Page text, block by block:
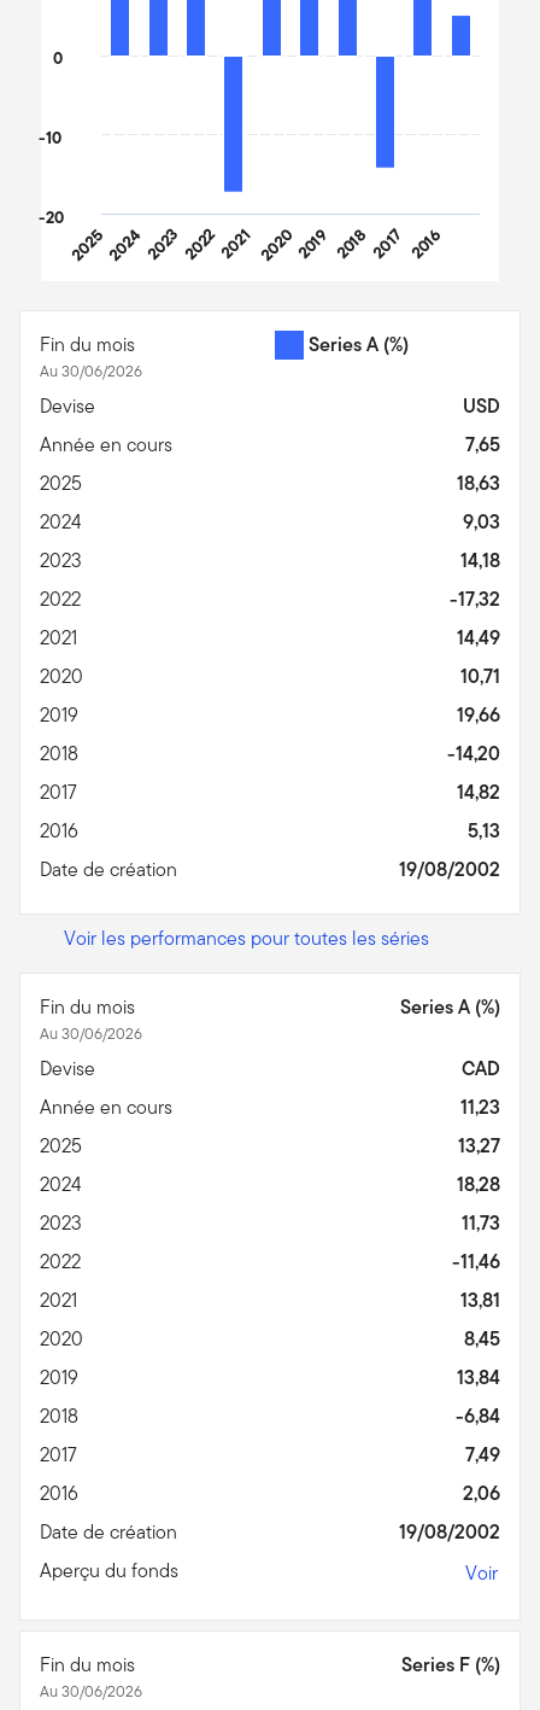
20252024202320222021 20202019 20182017 2016
-20
-10
0
Fin du mois
Au 30/06/2026
Series A (%)
Devise
USD
Année en cours
7,65
2025
18,63
2024
9,03
2023
14,18
2022
-17,32
2021
14,49
2020
10,71
2019
19,66
2018
-14,20
2017
14,82
2016
5,13
Date de création
19/08/2002
Voir les performances pour toutes les séries
Fin du mois
Au 30/06/2026
Series A (%)
Devise
CAD
Année en cours
11,23
2025
13,27
2024
18,28
2023
11,73
2022
-11,46
2021
13,81
2020
8,45
2019
13,84
2018
-6,84
2017
7,49
2016
2,06
Date de création
19/08/2002
Aperçu du fonds
Voir
Fin du mois
Au 30/06/2026
Series F (%)